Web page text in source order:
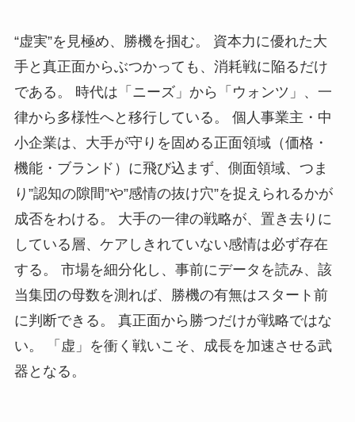
“虚実”を見極め、勝機を掴む。 資本力に優れた大
手と真正面からぶつかっても、消耗戦に陥るだけ
である。 時代は「ニーズ」から「ウォンツ」、一
律から多様性へと移行している。 個人事業主・中
小企業は、大手が守りを固める正面領域（価格・
機能・ブランド）に飛び込まず、側面領域、つま
り”認知の隙間”や”感情の抜け穴”を捉えられるかが
成否をわける。 大手の一律の戦略が、置き去りに
している層、ケアしきれていない感情は必ず存在
する。 市場を細分化し、事前にデータを読み、該
当集団の母数を測れば、勝機の有無はスタート前
に判断できる。 真正面から勝つだけが戦略ではな
い。 「虚」を衝く戦いこそ、成長を加速させる武
器となる。